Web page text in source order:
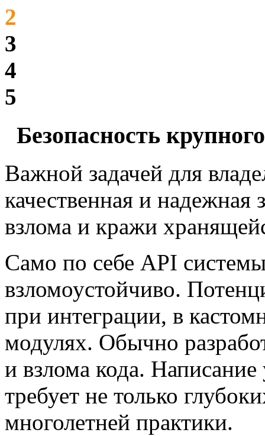
2
3
4
5
Безопасность
Важной задачей для
качественная и надежная
взлома и кражи
Само по себе API
взломоустойчиво.
при интеграции, в
модулях. Обычно
и взлома кода. Написание
требует не только
многолетней практики.